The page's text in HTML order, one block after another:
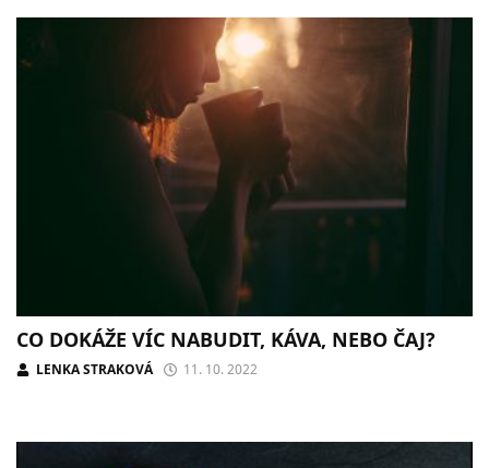
CO DOKÁŽE VÍC NABUDIT, KÁVA, NEBO ČAJ?
LENKA STRAKOVÁ 11. 10. 2022